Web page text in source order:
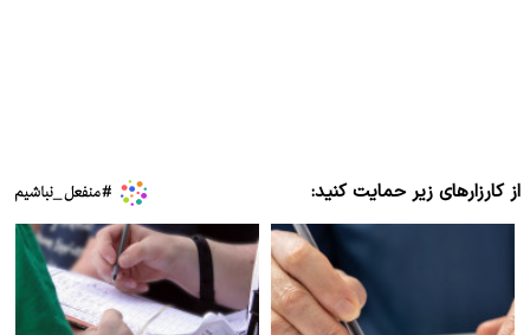
از کارزارهای زیر حمایت کنید: